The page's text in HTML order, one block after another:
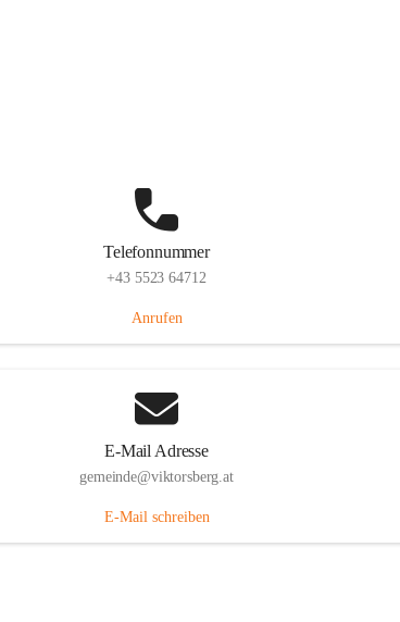
Telefonnummer
+43 5523 64712
Anrufen
E-Mail Adresse
gemeinde@viktorsberg.at
E-Mail schreiben